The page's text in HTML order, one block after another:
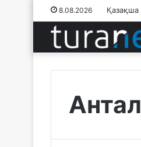
8.08.2026 Қазақша